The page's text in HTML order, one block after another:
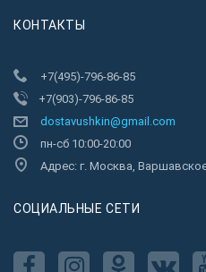
КОНТАКТЫ
+7(495)-796-86-85
+7(903)-796-86-85
dostavushkin@gmail.com
пн-сб 10:00-20:00
Адрес: г. Москва,
CОЦИАЛЬНЫЕ СЕТИ